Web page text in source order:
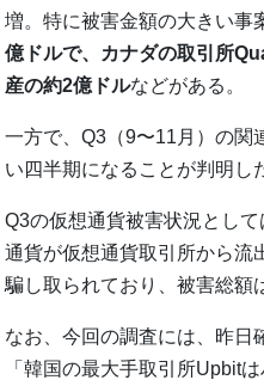
増。特に被害金額の大きい事
億ドルで、カナダの取引所
産の約2億ドルなどがある。
一方で、Q3（9〜11月）の関
い四半期になることが判明し
Q3の仮想通貨被害状況とし
通貨が仮想通貨取引所から流
騙し取られており、被害総額
なお、今回の調査には、昨日
「韓国の最大手取引所Upbit